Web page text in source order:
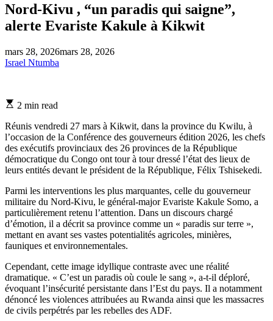
Nord-Kivu , “un paradis qui saigne”,
alerte Evariste Kakule à Kikwit
mars 28, 2026mars 28, 2026
Israel Ntumba
Estimated
time
2 min read
Réunis vendredi 27 mars à Kikwit, dans la province du Kwilu, à
l’occasion de la Conférence des gouverneurs édition 2026, les chefs
des exécutifs provinciaux des 26 provinces de la République
démocratique du Congo ont tour à tour dressé l’état des lieux de
leurs entités devant le président de la République, Félix Tshisekedi.
Parmi les interventions les plus marquantes, celle du gouverneur
militaire du Nord-Kivu, le général-major Evariste Kakule Somo, a
particulièrement retenu l’attention. Dans un discours chargé
d’émotion, il a décrit sa province comme un « paradis sur terre »,
mettant en avant ses vastes potentialités agricoles, minières,
fauniques et environnementales.
Cependant, cette image idyllique contraste avec une réalité
dramatique. « C’est un paradis où coule le sang », a-t-il déploré,
évoquant l’insécurité persistante dans l’Est du pays. Il a notamment
dénoncé les violences attribuées au Rwanda ainsi que les massacres
de civils perpétrés par les rebelles des ADF.